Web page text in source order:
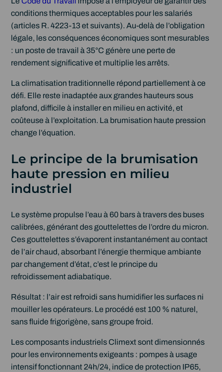
conditions thermiques acceptables pour les salariés
(articles R. 4223-13 et suivants). Au-delà de l’obligation
légale, les conséquences économiques sont mesurables
: un poste de travail à 35°C génère une perte de
rendement significative et multiplie les arrêts.
La climatisation traditionnelle répond partiellement à ce
défi. Elle reste inadaptée aux grandes hauteurs sous
plafond, difficile à installer en milieu en activité, et
coûteuse à l’exploitation. La brumisation haute pression
change l’équation.
Le principe de la brumisation
haute pression en milieu
industriel
Le système propulse l’eau à 60 bars à travers des buses
calibrées, générant des gouttelettes de l’ordre du micron.
Ces gouttelettes s’évaporent instantanément au contact
de l’air chaud, absorbant l’énergie thermique ambiante
par changement d’état, c’est le principe du
refroidissement adiabatique.
Résultat : l’air est refroidi sans humidifier les surfaces ni
mouiller les opérateurs. Le procédé est 100 % naturel,
sans fluide frigorigène, sans groupe froid.
Les composants industriels Climext sont dimensionnés
pour les environnements exigeants : pompes à usage
intensif fonctionnant 24h/24, indice de protection IP65,